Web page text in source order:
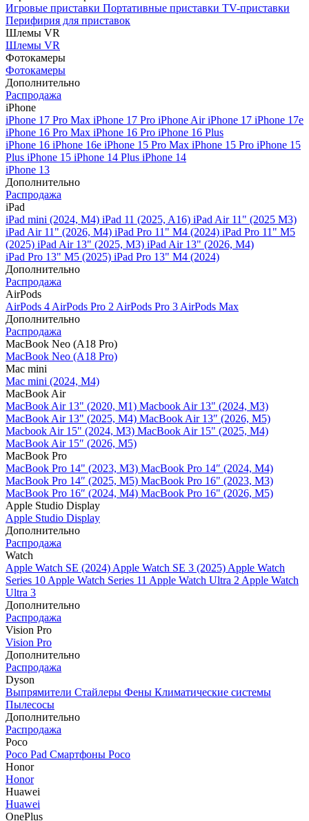
Игровые приставки Портативные приставки TV-приставки
Перифирия для приставок
Шлемы VR
Шлемы VR
Фотокамеры
Фотокамеры
Дополнительно
Распродажа
iPhone
iPhone 17 Pro Max iPhone 17 Pro iPhone AiriPhone 17 iPhone 17e
iPhone 16 Pro Max iPhone 16 Pro iPhone 16 Plus
iPhone 16 iPhone 16e iPhone 15 Pro Max iPhone 15 Pro iPhone 15
Plus iPhone 15 iPhone 14 Plus iPhone 14
iPhone 13
Дополнительно
Распродажа
iPad
iPad mini (2024, M4) iPad 11 (2025, A16) iPad Air 11" (2025 M3)
iPad Air 11" (2026, M4) iPad Pro 11" M4 (2024) iPad Pro 11" M5
(2025) iPad Air 13" (2025, M3) iPad Air 13" (2026, M4)
iPad Pro 13" M5 (2025) iPad Pro 13" M4 (2024)
Дополнительно
Распродажа
AirPods
AirPods 4 AirPods Pro 2 AirPods Pro 3 AirPods Max
Дополнительно
Распродажа
MacBook Neo (A18 Pro)
MacBook Neo (A18 Pro)
Mac mini
Mac mini (2024, M4)
MacBook Air
MacBook Air 13" (2020, M1) Macbook Air 13" (2024, M3)
MacBook Air 13" (2025, M4) MacBook Air 13″ (2026, M5)
Macbook Air 15" (2024, M3) MacBook Air 15" (2025, M4)
MacBook Air 15″ (2026, M5)
MacBook Pro
MacBook Pro 14" (2023, M3) MacBook Pro 14″ (2024, M4)
MacBook Pro 14″ (2025, M5) MacBook Pro 16" (2023, M3)
MacBook Pro 16″ (2024, M4) MacBook Pro 16" (2026, M5)
Apple Studio Display
Apple Studio Display
Дополнительно
Распродажа
Watch
Apple Watch SE (2024) Apple Watch SE 3 (2025) Apple Watch
Series 10 Apple Watch Series 11 Apple Watch Ultra 2 Apple Watch
Ultra 3
Дополнительно
Распродажа
Vision Pro
Vision Pro
Дополнительно
Распродажа
Dyson
Выпрямители Стайлеры Фены Климатические системы
Пылесосы
Дополнительно
Распродажа
Poco
Poco Pad Смартфоны Poco
Honor
Honor
Huawei
Huawei
OnePlus